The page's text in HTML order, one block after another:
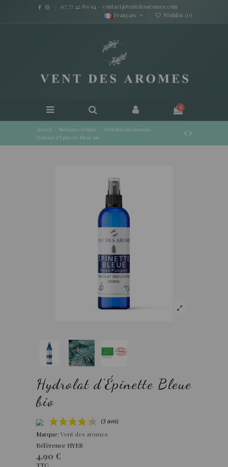
07 77 42 89 94 - contact@ventdesaromes.com
Français
Wishlist (0)
0
Accueil Boutique en ligne
Hydrolats du domaine
Hydrolat d’Épinette Bleue bio
Hydrolat d’Épinette Bleue
bio
Marque: Vent des aromes
Référence HYEB
4,90 €
TTC